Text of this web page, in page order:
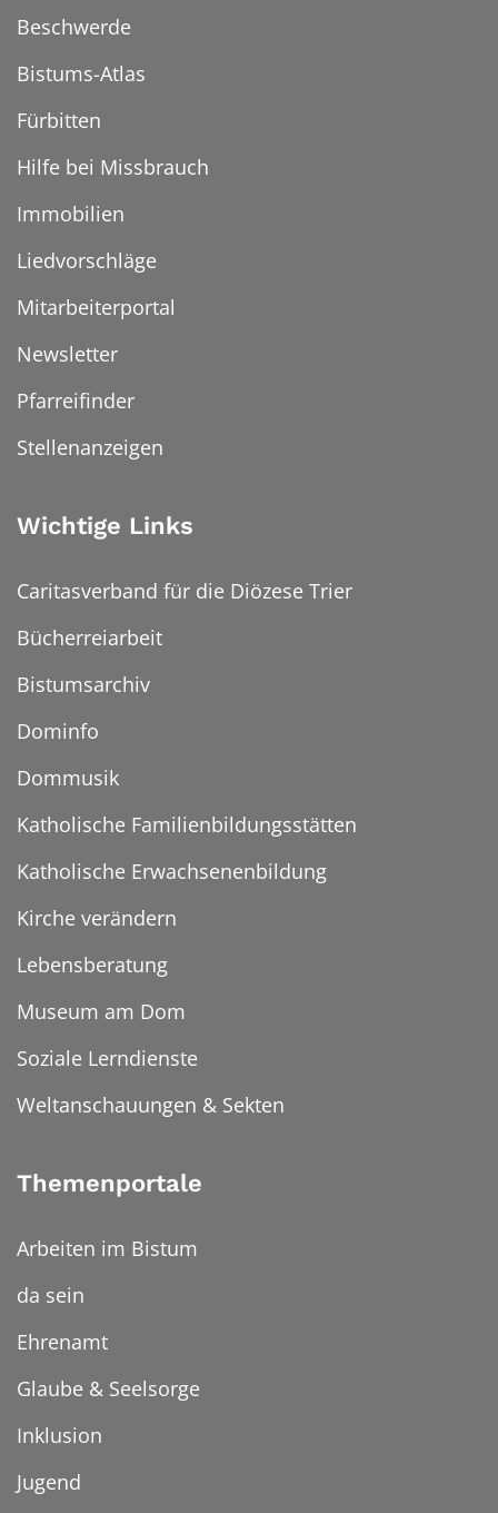
Beschwerde
Bistums-Atlas
Fürbitten
Hilfe bei Missbrauch
Immobilien
Liedvorschläge
Mitarbeiterportal
Newsletter
Pfarreifinder
Stellenanzeigen
Wichtige Links
Caritasverband für die Diözese Trier
Bücherreiarbeit
Bistumsarchiv
Dominfo
Dommusik
Katholische Familienbildungsstätten
Katholische Erwachsenenbildung
Kirche verändern
Lebensberatung
Museum am Dom
Soziale Lerndienste
Weltanschauungen & Sekten
Themenportale
Arbeiten im Bistum
da sein
Ehrenamt
Glaube & Seelsorge
Inklusion
Jugend